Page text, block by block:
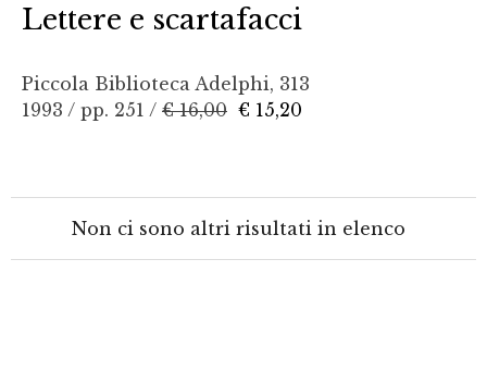
Lettere e scartafacci
Piccola Biblioteca Adelphi, 313
1993 / pp. 251 / € 16,00 € 15,20
Non ci sono altri risultati in elenco